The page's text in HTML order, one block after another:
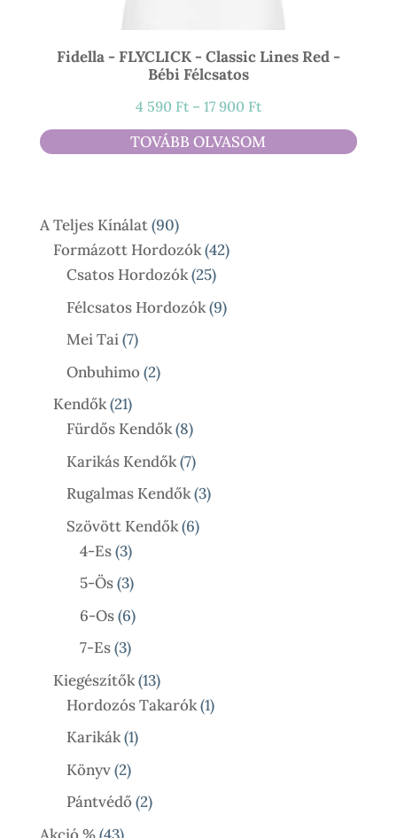
Fidella - FLYCLICK - Classic Lines Red -
Bébi Félcsatos
4 590 Ft – 17 900 FtÁrtartomány:
4
590 Ft
TOVÁBB OLVASOM
A Teljes Kínálat 9090
Termék
Formázott Hordozók 4242
Csatos Hordozók 2525
Termék
Félcsatos Hordozók 99
Mei Tai 77
Termék
Onbuhimo 22
Kendők 2121
Termék
Fürdős Kendők 88
Termék
Karikás Kendők 77
Termék
Rugalmas Kendők 33
Szövött Kendők 66
4-Es 33
Termék
5-Ös 33
Termék
6-Os 66
Termék
7-Es 33
Termék
Kiegészítők 1313
Termék
Hordozós Takarók 11
Karikák 11
Könyv 22
Termék
Pántvédő 22
Akció % 4343